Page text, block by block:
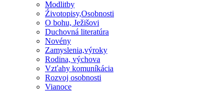
Modlitby
Źivotopisy,Osobnosti
O bohu, Ježišovi
Duchovná literatúra
Novény
Zamyslenia,výroky
Rodina, výchova
Vzťahy komuníkácia
Rozvoj osobnosti
Vianoce